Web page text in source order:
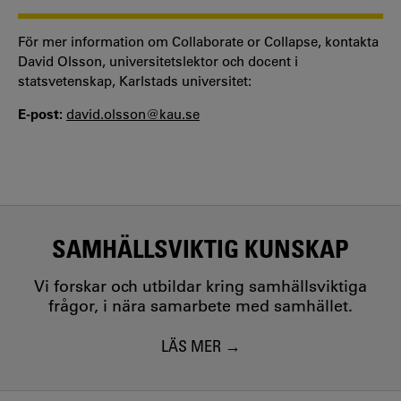
För mer information om Collaborate or Collapse, kontakta
David Olsson, universitetslektor och docent i
statsvetenskap, Karlstads universitet:
E-post: david.olsson@kau.se
SAMHÄLLSVIKTIG KUNSKAP
Vi forskar och utbildar kring samhällsviktiga
frågor, i nära samarbete med samhället.
LÄS MER